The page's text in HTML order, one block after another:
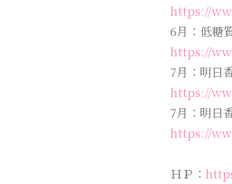
https://
6月：低糖
https://
7月：明日
https://
7月：明日
https://
ＨＰ：